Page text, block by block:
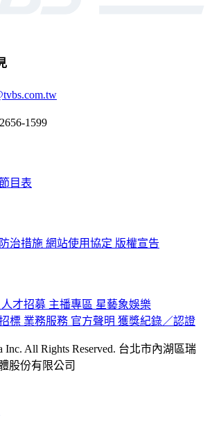
1599
目表
治措施 網站使用協定 版權宣告
人才招募 主播專區 星藝象娛樂
標 業務服務 官方聲明 獲獎紀錄／認證
Inc. All Rights Reserved. 台北市內湖區瑞
股份有限公司